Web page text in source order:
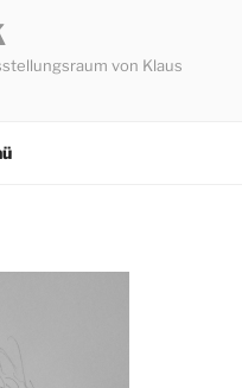
von Klaus